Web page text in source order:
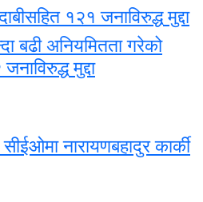
१२१ जनाविरुद्ध मुद्दा
बढी अनियमितता गरेको
मुद्दा
नारायणबहादुर कार्की